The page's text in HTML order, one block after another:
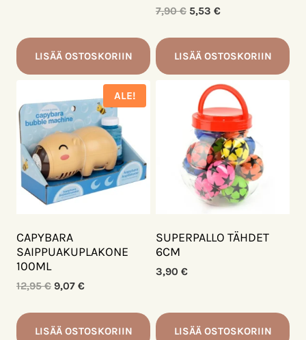
LISÄÄ OSTOSKORIIN
7,90€ Alkuperäinen
oli:
7,90 €.
5,53 €Nykyinen
on:
5,53 €.
LISÄÄ OSTOSKORIIN
ALE!
CAPYBARA
SAIPPUAKUPLAKONE
100ML
12,95€ Alkuperäinen
oli:
12,95 €.
9,07 €Nykyinen
on:
9,07 €.
LISÄÄ OSTOSKORIIN
SUPERPALLO TÄHDET
6CM
3,90 €
LISÄÄ OSTOSKORIIN